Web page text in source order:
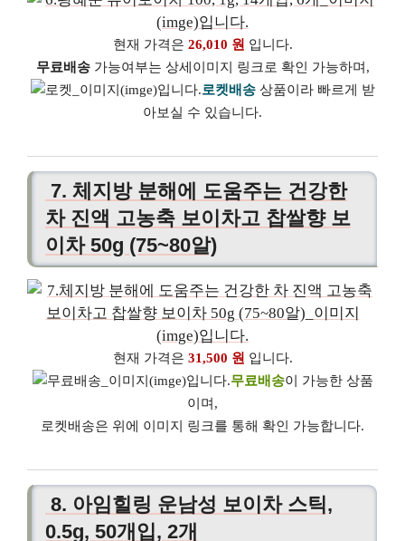
현재 가격은 26,010 원 입니다.
무료배송가능여부는 상세이미지 링크로 확인 가능하며,
로켓배송상품이라 빠르게 받
아보실 수 있습니다.
7. 체지방 분해에 도움주는 건강한
차 진액 고농축 보이차고 찹쌀향 보
이차 50g (75~80알)
현재 가격은 31,500 원 입니다.
무료배송이 가능한 상품
이며,
로켓배송은 위에 이미지 링크를 통해 확인 가능합니다.
8. 아임힐링 운남성 보이차 스틱,
0.5g, 50개입, 2개